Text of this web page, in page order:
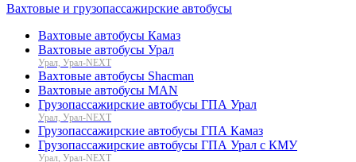
Вахтовые и грузопассажирские автобусы
Вахтовые автобусы Камаз
Вахтовые автобусы Урал
Урал, Урал-NEXT
Вахтовые автобусы Shacman
Вахтовые автобусы MAN
Грузопассажирские автобусы ГПА Урал
Урал, Урал-NEXT
Грузопассажирские автобусы ГПА Камаз
Грузопассажирские автобусы ГПА Урал с КМУ
Урал, Урал-NEXT